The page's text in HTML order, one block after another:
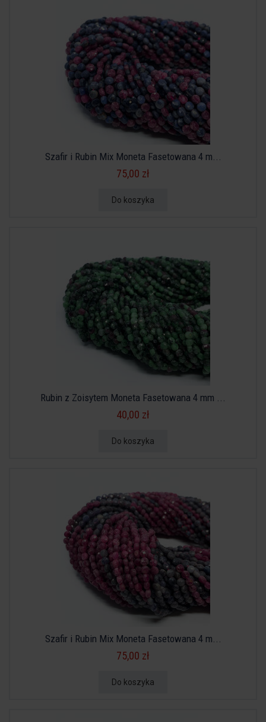
Szafir i Rubin Mix Moneta Fasetowana 4 m...
75,00 zł
Do koszyka
Rubin z Zoisytem Moneta Fasetowana 4 mm ...
40,00 zł
Do koszyka
Szafir i Rubin Mix Moneta Fasetowana 4 m...
75,00 zł
Do koszyka